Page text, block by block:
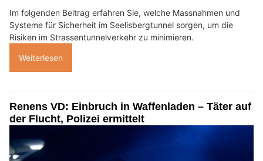
Im folgenden Beitrag erfahren Sie, welche Massnahmen und
Systeme für Sicherheit im Seelisbergtunnel sorgen, um die
Risiken im Strassentunnelverkehr zu minimieren.
Weiterlesen
Renens VD: Einbruch in Waffenladen – Täter auf
der Flucht, Polizei ermittelt